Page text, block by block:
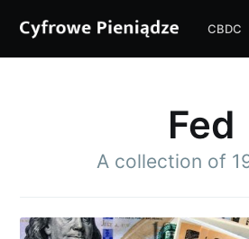
CBDC
Fed
A collection of